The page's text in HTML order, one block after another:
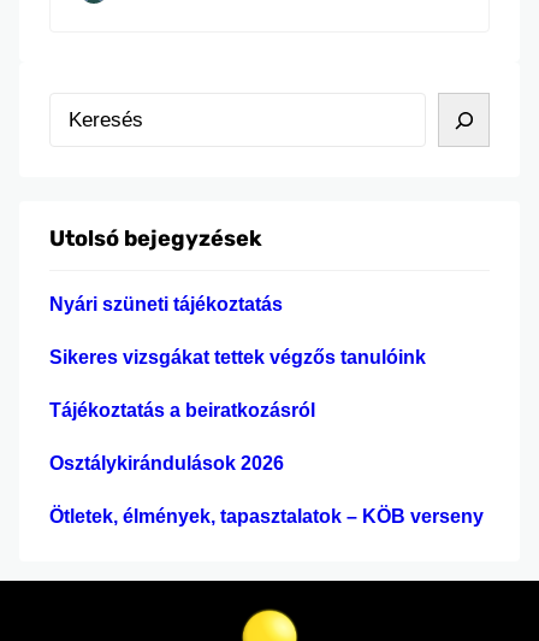
s
Utolsó bejegyzések
Nyári szüneti tájékoztatás
Sikeres vizsgákat tettek végzős tanulóink
Tájékoztatás a beiratkozásról
Osztálykirándulások 2026
Ötletek, élmények, tapasztalatok – KÖB verseny